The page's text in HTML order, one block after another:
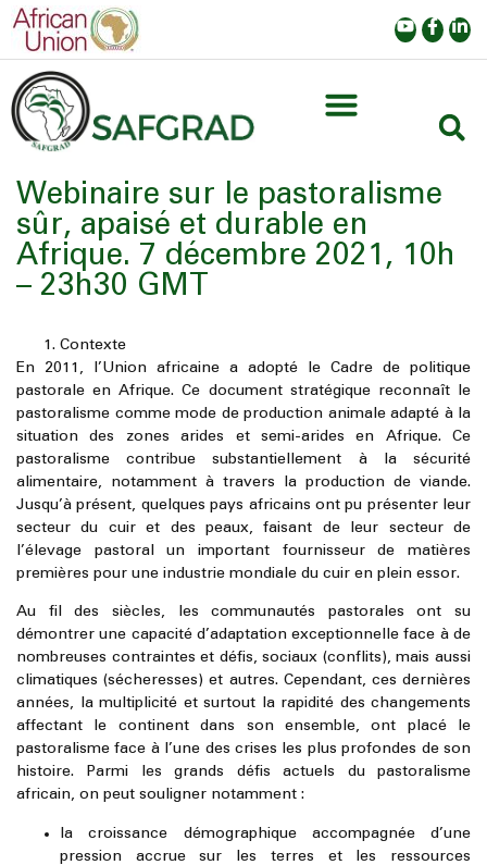
Webinaire sur le pastoralisme
sûr, apaisé et durable en
Afrique. 7 décembre 2021, 10h
– 23h30 GMT
Contexte
En 2011, l’Union africaine a adopté le Cadre de politique
pastorale en Afrique. Ce document stratégique reconnaît le
pastoralisme comme mode de production animale adapté à la
situation des zones arides et semi-arides en Afrique. Ce
pastoralisme contribue substantiellement à la sécurité
alimentaire, notamment à travers la production de viande.
Jusqu’à présent, quelques pays africains ont pu présenter leur
secteur du cuir et des peaux, faisant de leur secteur de
l’élevage pastoral un important fournisseur de matières
premières pour une industrie mondiale du cuir en plein essor.
Au fil des siècles, les communautés pastorales ont su
démontrer une capacité d’adaptation exceptionnelle face à de
nombreuses contraintes et défis, sociaux (conflits), mais aussi
climatiques (sécheresses) et autres. Cependant, ces dernières
années, la multiplicité et surtout la rapidité des changements
affectant le continent dans son ensemble, ont placé le
pastoralisme face à l’une des crises les plus profondes de son
histoire. Parmi les grands défis actuels du pastoralisme
africain, on peut souligner notamment :
la croissance démographique accompagnée d’une
pression accrue sur les terres et les ressources